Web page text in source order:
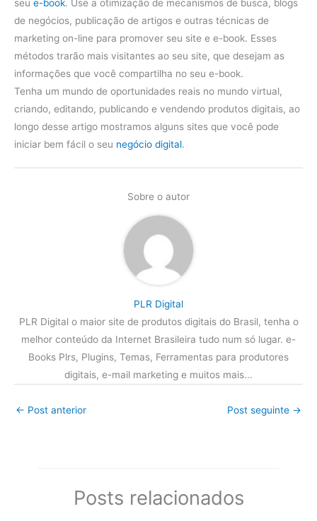
seu e-book. Use a otimização de mecanismos de busca, blogs
de negócios, publicação de artigos e outras técnicas de
marketing on-line para promover seu site e e-book. Esses
métodos trarão mais visitantes ao seu site, que desejam as
informações que você compartilha no seu e-book.
Tenha um mundo de oportunidades reais no mundo virtual,
criando, editando, publicando e vendendo produtos digitais, ao
longo desse artigo mostramos alguns sites que você pode
iniciar bem fácil o seu negócio digital.
Sobre o autor
PLR Digital
PLR Digital o maior site de produtos digitais do Brasil, tenha o
melhor conteúdo da Internet Brasileira tudo num só lugar. e-
Books Plrs, Plugins, Temas, Ferramentas para produtores
digitais, e-mail marketing e muitos mais...
← Post anterior Post seguinte →
Posts relacionados